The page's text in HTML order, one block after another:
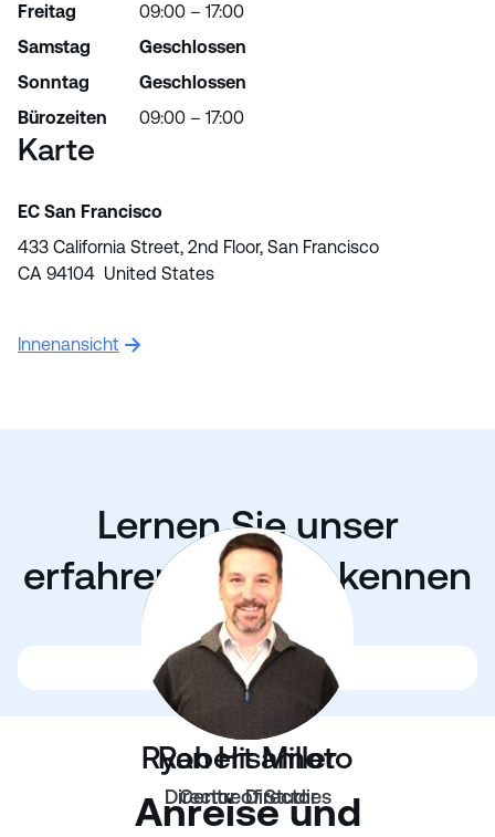
Freitag
Samstag
Sonntag
Bürozeiten
09:00 – 17:00
Geschlossen
Geschlossen
09:00 – 17:00
Karte
EC San Francisco
433 California Street, 2nd Floor, San Francisco
CA 94104 United States
Innenansicht
Lernen Sie unser
erfahrenes Team kennen
Ryan Hisamoto
Centre Director
In San Francisco, I’m dedicated to ensuring you have an amazing time learning English and exploring this iconic city.
Robert Miller
Director of Studies
Helping you grow and succeed in your English skills is what I do best!
Anreise und